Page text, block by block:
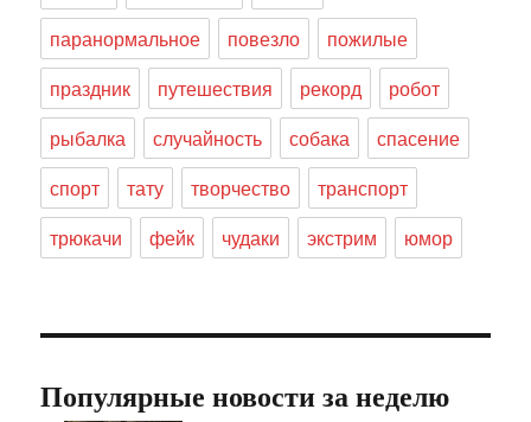
паранормальное
повезло
пожилые
праздник
путешествия рекорд
робот
рыбалка
случайность собака
спасение
спорт
тату творчество
транспорт
трюкачи
фейк чудаки экстрим юмор
Популярные новости за неделю